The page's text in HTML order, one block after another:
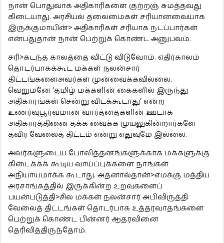
நான் பொதுவாக அதிகாரிகளை குற்றஞ் சுமத்தவது
கிடையாது. அரசியல் தலைமைகள் சரியானவையாக
இருக்குமாயின்> அதிகாரிகள் சரியாக நடப்பார்கள்
என்பதுதான் நான் பெற்றுக் கொண்ட அனுபவம்.
சரி>கடந்த காலத்தை விட்டு விடுவோம். எதிர்காலம்
தொடர்பாகக்கூட மக்கள் நலன்சார்
திட்டங்களைஅவர்கள் முன்வைக்கவில்லை.
வெறுமனே ‘தமிழ் மக்களின் கைகளில் இருந்து
அதிகாரங்கள் சென்று விடக்கூடாது’ என்ற
உணர்வுபூர்வமான வார்த்தைகளின் ஊடாக
அதிகாரத்தினை தக்க வைக்க முயலுகின்றார்களே
தவிர வேலைத் திட்டம் என்று எதுவுமே இல்லை.
அவர்களுடைய போலித்தனங்களுக்காக மக்களுக்கு
கிடைக்கக் கூடிய வாய்ப்புக்களை நாங்கள்
அநியாயமாக்க கூடாது. அதனால்தான்>எமக்கு மத்திய
அரசாங்கத்தில் இருக்கின்ற உறவுகளைப்
பயன்படுத்தி>சில மக்கள் நலன்சார் அபிவிருத்தி
வேலைத் திட்டங்கள் தொடர்பாக உத்தரவாதங்களை
பெற்றுக் கொண்ட பின்னர் ஆதரவினை
தெரிவித்திருந்தோம்.